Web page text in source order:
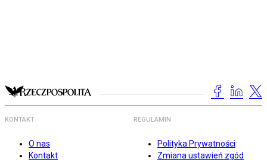
KONTAKT
O nas
Kontakt
REGULAMIN
Polityka Prywatności
Zmiana ustawień zgód